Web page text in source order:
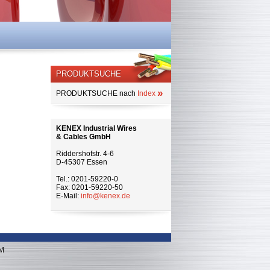
PRODUKTSUCHE
PRODUKTSUCHE nach Index »
KENEX Industrial Wires
& Cables GmbH
Riddershofstr. 4-6
D-45307 Essen
Tel.: 0201-59220-0
Fax: 0201-59220-50
E-Mail: info@kenex.de